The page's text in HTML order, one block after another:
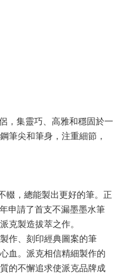
，集靈巧、高雅和穩固於一
筆尖和筆身，注重細節，
輟，總能製出更好的筆。正
申請了首支不漏墨墨水筆
克製造拔萃之作。
作、刻印經典圖案的筆
血。派克相信精細製作的
的不懈追求使派克品牌成